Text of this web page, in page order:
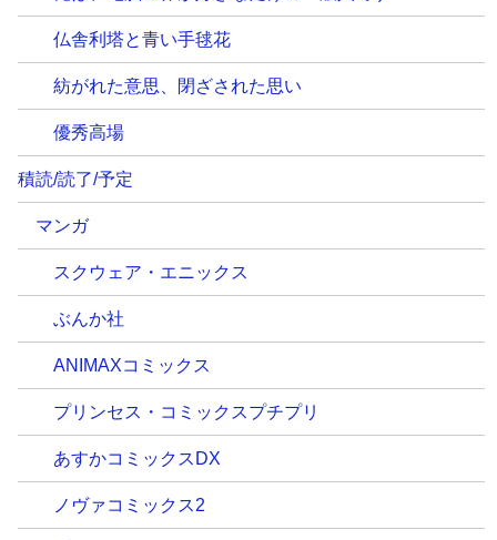
仏舎利塔と青い手毬花
紡がれた意思、閉ざされた思い
優秀高場
積読/読了/予定
マンガ
スクウェア・エニックス
ぶんか社
ANIMAXコミックス
プリンセス・コミックスプチプリ
あすかコミックスDX
ノヴァコミックス2